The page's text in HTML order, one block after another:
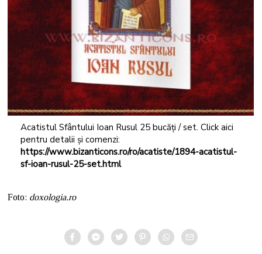
Acatistul Sfântului Ioan Rusul 25 bucăți / set. Click aici
pentru detalii și comenzi:
https://www.bizanticons.ro/ro/acatiste/1894-acatistul-
sf-ioan-rusul-25-set.html
Foto: doxologia.ro